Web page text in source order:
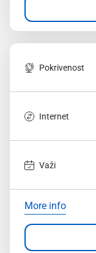
Pokrivenost
Internet
Važi
More info